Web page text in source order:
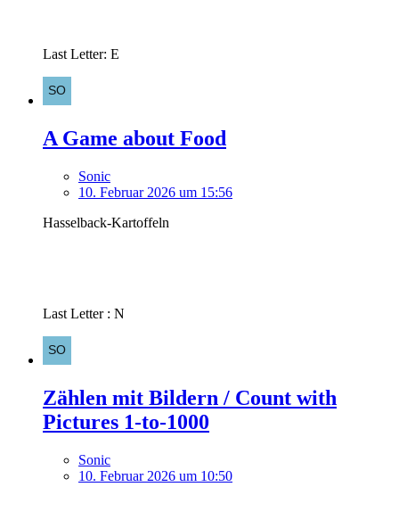
Last Letter: E
A Game about Food
Sonic
10. Februar 2026 um 15:56
Hasselback-Kartoffeln
Last Letter : N
Zählen mit Bildern / Count with
Pictures 1-to-1000
Sonic
10. Februar 2026 um 10:50